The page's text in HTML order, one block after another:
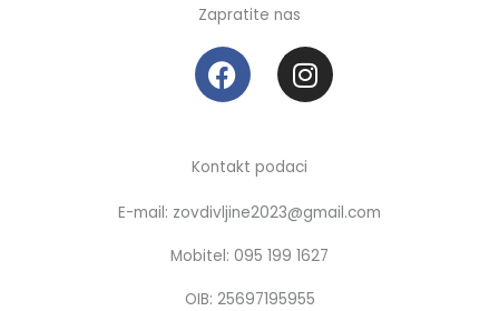
Zapratite nas
F
a
c
b
o
o
k
I
n
s
a
g
r
a
m
Kontakt podaci
E-mail: zovdivljine2023@gmail.com
Mobitel: 095 199 1627
OIB: 25697195955